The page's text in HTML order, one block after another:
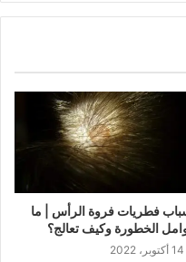
فطريات فروة الرأس | ما
الخطورة وكيف تعالج؟
14 أكتوبر، 2022